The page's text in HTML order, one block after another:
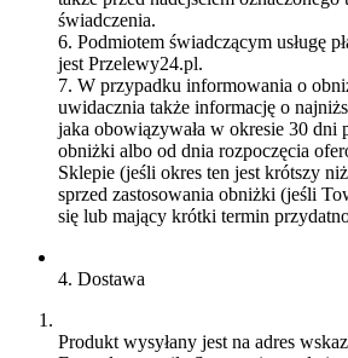
świadczenia.
6. Podmiotem świadczącym usługę
jest Przelewy24.pl.
7. W przypadku informowania o
uwidacznia także informację o
jaka obowiązywała w okresie 30 dni
obniżki albo od dnia rozpoczęcia
Sklepie (jeśli okres ten jest krótszy
sprzed zastosowania obniżki (jeśli
się lub mający krótki termin
4. Dostawa
Produkt wysyłany jest na adres